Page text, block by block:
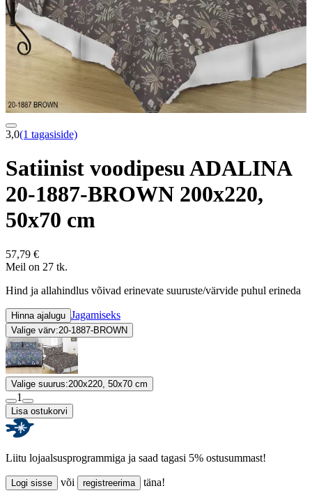
3,0(1 tagasiside)
Satiinist voodipesu ADALINA
20-1887-BROWN 200x220,
50x70 cm
57,79 €
Meil on 27 tk.
Hind ja allahindlus võivad erinevate suuruste/värvide puhul erineda
Hinna ajalugu Jagamiseks
Valige värv:20-1887-BROWN
Valige suurus:200x220, 50x70 cm
1
Lisa ostukorvi
Liitu lojaalsusprogrammiga ja saad tagasi 5% ostusummast!
Logi sisse või registreerima täna!